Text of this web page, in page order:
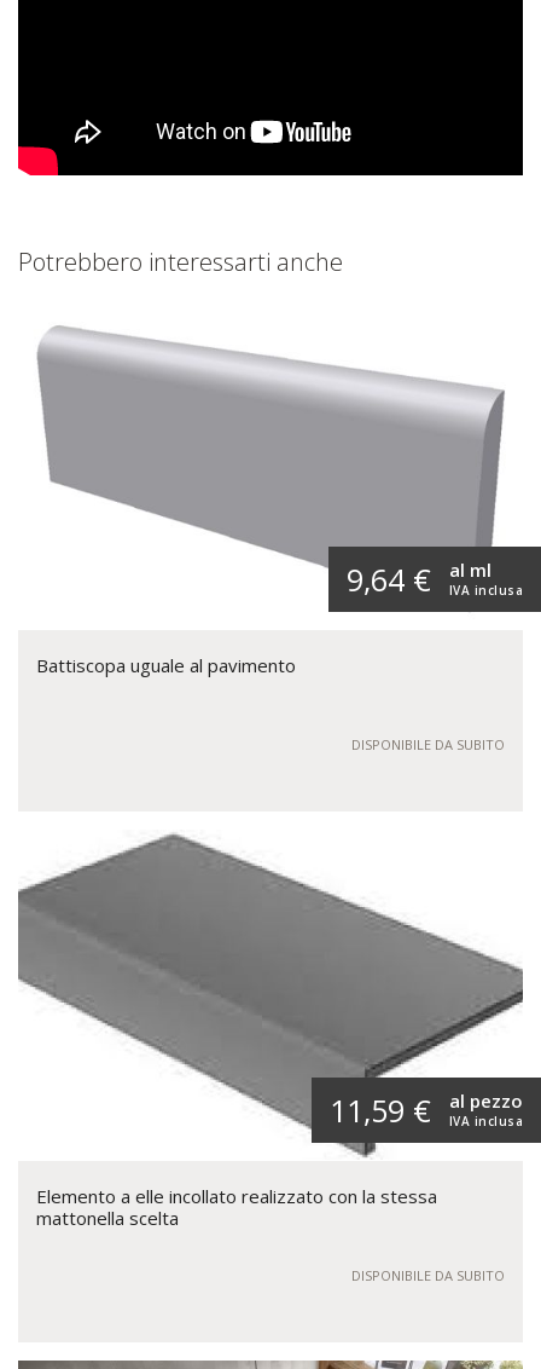
Potrebbero interessarti anche
9,64 € IVA inclusa
al ml
Battiscopa uguale al pavimento
DISPONIBILE DA SUBITO
11,59 € IVA inclusa
al pezzo
Elemento a elle incollato realizzato con la stessa
mattonella scelta
DISPONIBILE DA SUBITO